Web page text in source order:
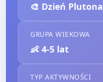
🎨 Dzień Plutona
GRUPA WIEKOWA
👶 4-5 lat
TYP AKTYWNOŚCI